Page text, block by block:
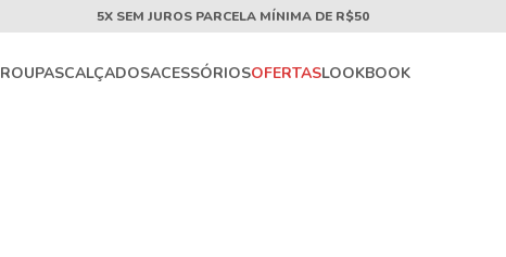
5X SEM JUROS PARCELA MÍNIMA DE R$50
ROUPASCALÇADOSACESSÓRIOSOFERTASLOOKBOOK